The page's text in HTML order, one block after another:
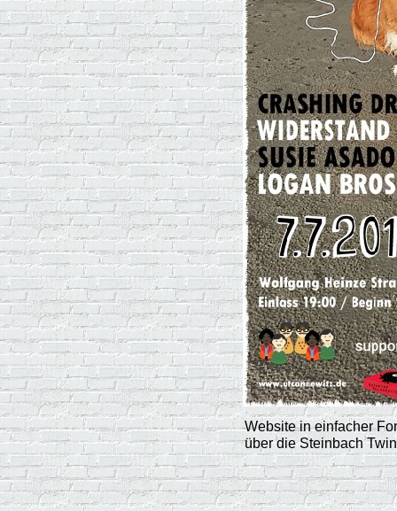
Website in einfacher
über die Steinbach